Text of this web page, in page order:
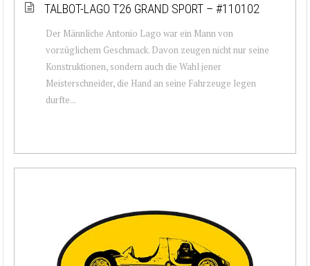
TALBOT-LAGO T26 GRAND SPORT – #110102
Der Männliche Antonio Lago war ein Mann von
vorzüglichem Geschmack. Davon zeugen nicht nur seine
Konstruktionen, sondern auch die Wahl jener
Meisterschneider, die Hand an seine Fahrzeuge legen
durfte...